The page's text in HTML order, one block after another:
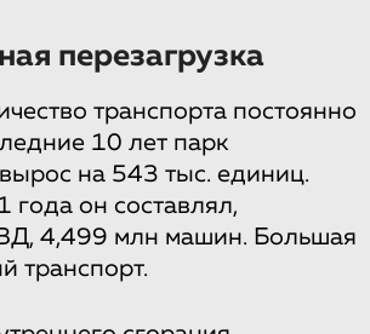
перезагрузка
транспорта постоянно
10 лет парк
на 543 тыс. единиц.
года он составлял,
4,499 млн машин. Большая
транспорт.